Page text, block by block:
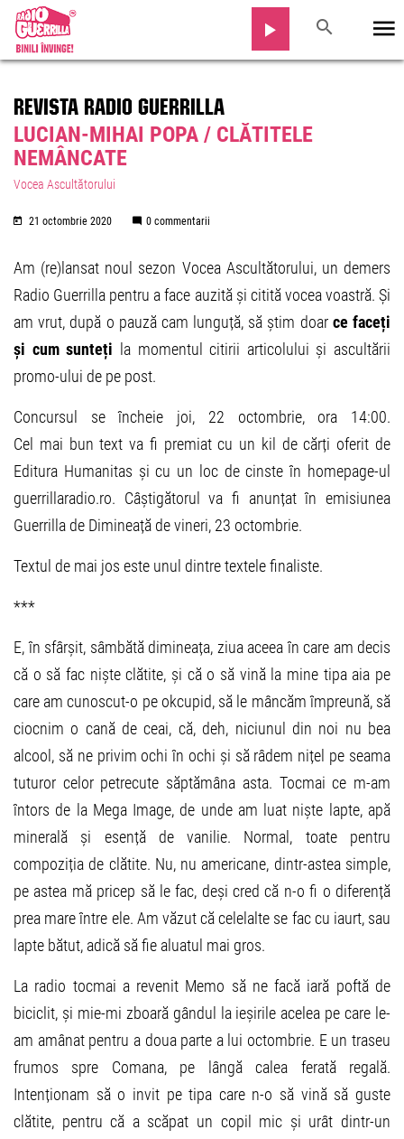
REVISTA RADIO GUERRILLA
LUCIAN-MIHAI POPA / CLĂTITELE
NEMÂNCATE
Vocea Ascultătorului
21 octombrie 2020 0 commentarii
Am (re)lansat noul sezon Vocea Ascultătorului, un demers
Radio Guerrilla pentru a face auzită și citită vocea voastră. Și
am vrut, după o pauză cam lunguță, să știm doar ce faceți
și cum sunteți la momentul citirii articolului și ascultării
promo-ului de pe post.
Concursul se încheie joi, 22 octombrie, ora 14:00.
Cel mai bun text va fi premiat cu un kil de cărți oferit de
Editura Humanitas și cu un loc de cinste în homepage-ul
guerrillaradio.ro. Câștigătorul va fi anunțat în emisiunea
Guerrilla de Dimineață de vineri, 23 octombrie.
Textul de mai jos este unul dintre textele finaliste.
***
E, în sfârșit, sâmbătă dimineața, ziua aceea în care am decis
că o să fac niște clătite, și că o să vină la mine tipa aia pe
care am cunoscut-o pe okcupid, să le mâncăm împreună, să
ciocnim o cană de ceai, că, deh, niciunul din noi nu bea
alcool, să ne privim ochi în ochi și să râdem nițel pe seama
tuturor celor petrecute săptămâna asta. Tocmai ce m-am
întors de la Mega Image, de unde am luat niște lapte, apă
minerală și esență de vanilie. Normal, toate pentru
compoziția de clătite. Nu, nu americane, dintr-astea simple,
pe astea mă pricep să le fac, deși cred că n-o fi o diferență
prea mare între ele. Am văzut că celelalte se fac cu iaurt, sau
lapte bătut, adică să fie aluatul mai gros.
La radio tocmai a revenit Memo să ne facă iară poftă de
biciclit, și mie-mi zboară gândul la ieșirile acelea pe care le-
am amânat pentru a doua parte a lui octombrie. E un traseu
frumos spre Comana, pe lângă calea ferată regală.
Intenționam să o invit pe tipa care n-o să vină să guste
clătite, pentru că a scăpat un copil mic și urât dintr-un